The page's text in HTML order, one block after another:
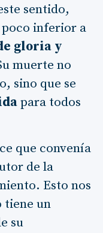
sentido,
poco inferior a
gloria y
muerte no
sino que se
para todos
que convenía
de la
Esto nos
tiene un
su